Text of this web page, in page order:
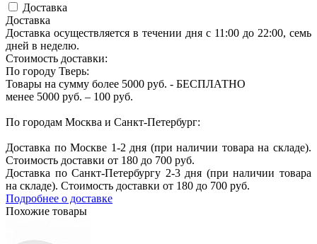
Доставка
Доставка
Доставка осуществляется в течении дня с 11:00 до 22:00, семь
дней в неделю.
Стоимость доставки:
По городу Тверь:
Товары на сумму более 5000 руб. - БЕСПЛАТНО
менее 5000 руб. – 100 руб.
По городам Москва и Санкт-Петербург:
Доставка по Москве 1-2 дня (при наличии товара на складе).
Стоимость доставки от 180 до 700 руб.
Доставка по Санкт-Петербургу 2-3 дня (при наличии товара
на складе). Стоимость доставки от 180 до 700 руб.
Подробнее о доставке
Похожие товары